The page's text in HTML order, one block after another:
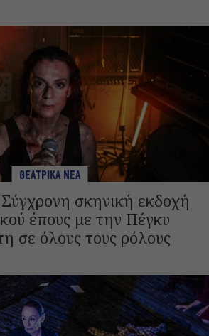
ΘΕΑΤΡΙΚΑ ΝΕΑ
σκηνική εκδοχή
έπους με την Πέγκυ
σε όλους τους ρόλους